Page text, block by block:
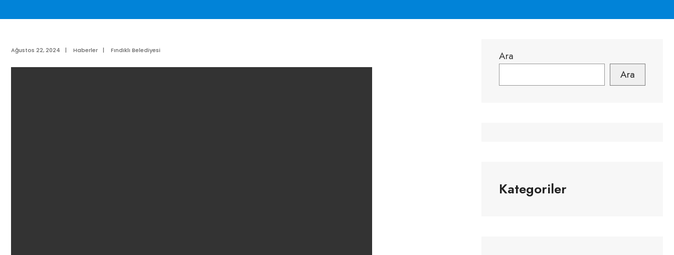
Ağustos 22, 2024 | Haberler | Fındıklı Belediyesi
Ara
Ara
Kategoriler